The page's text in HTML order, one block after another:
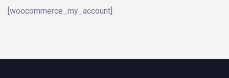
[woocommerce_my_account]